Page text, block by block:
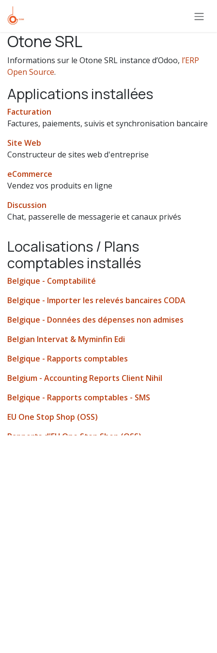
Se rendre au contenu
Otone SRL
Informations sur le Otone SRL instance d’Odoo, l’ERP
Open Source.
Applications installées
Facturation
Factures, paiements, suivis et synchronisation bancaire
Site Web
Constructeur de sites web d'entreprise
eCommerce
Vendez vos produits en ligne
Discussion
Chat, passerelle de messagerie et canaux privés
Localisations / Plans
comptables installés
Belgique - Comptabilité
Belgique - Importer les relevés bancaires CODA
Belgique - Données des dépenses non admises
Belgian Intervat & Myminfin Edi
Belgique - Rapports comptables
Belgium - Accounting Reports Client Nihil
Belgique - Rapports comptables - SMS
EU One Stop Shop (OSS)
Rapports d'EU One Stop Shop (OSS)